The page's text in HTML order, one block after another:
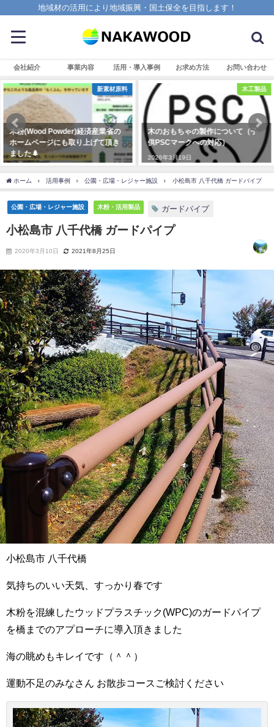
地域材の活用により地域振興・国土保全を目指します！
会社紹介 事業内容 活用・導入事例 お求め方法 お問い合わせ
木工製品
木のおもちゃの製作について（子
供PSCマークへの対応）
2026年3月19日
体験・アウトドア
MOKU×FUN！プロジェクト始動
JTBさんと一緒にクラウドファンデ
ィング挑戦！
ホーム 活用事例 公園・広場・レジャー施設 小松島市 八千代橋 ガードパイプ
公園・広場・レジャー施設 木粉・活用製品 ガードパイプ
小松島市 八千代橋 ガードパイプ
2020年3月10日 2021年8月25日
小松島市 八千代橋
気持ちのいい天気、すっかり春です
木粉を混練したウッドプラスチック(WPC)のガードパイプ
を橋までのアプローチに導入頂きました
海の眺めもキレイです（＾＾）
運動不足のみなさん お散歩コースご検討ください